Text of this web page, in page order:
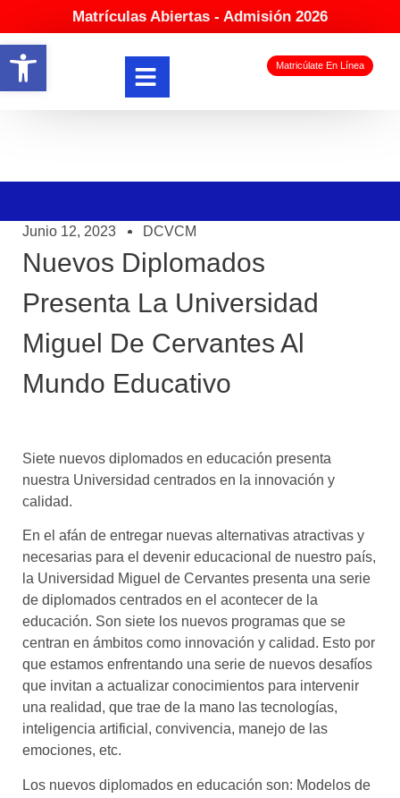
Abrir barra de herramientas
Matrículas Abiertas - Admisión 2026
Matricúlate En Línea
Junio 12, 2023 DCVCM
Nuevos Diplomados
Presenta La Universidad
Miguel De Cervantes Al
Mundo Educativo
Siete nuevos diplomados en educación presenta
nuestra Universidad centrados en la innovación y
calidad.
En el afán de entregar nuevas alternativas atractivas y
necesarias para el devenir educacional de nuestro país,
la Universidad Miguel de Cervantes presenta una serie
de diplomados centrados en el acontecer de la
educación. Son siete los nuevos programas que se
centran en ámbitos como innovación y calidad. Esto por
que estamos enfrentando una serie de nuevos desafíos
que invitan a actualizar conocimientos para intervenir
una realidad, que trae de la mano las tecnologías,
inteligencia artificial, convivencia, manejo de las
emociones, etc.
Los nuevos diplomados en educación son: Modelos de